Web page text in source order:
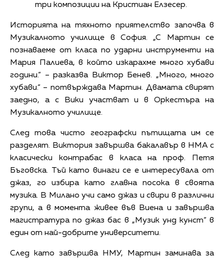
три композиции на Кристиан Елзесер.
Историята на тяхното приятелство започва в
Музикалното училище в София. „С Мартин се
познаваеме от класа по ударни инструменти на
Мария Палиева, в който изкарахме много хубави
години.“ – разказва Виктор Бенев. „Много, много
хубави.“ – потвърждава Мартин. Двамата свирят
заедно, а с Вики участват и в Оркестъра на
Музикалното училище.
След това чисто географски пътищата им се
разделят. Виктория завършва бакалавър в НМА с
класически контрабас в класа на проф. Петя
Бъговска. Тъй като винаги се е интересувала от
джаз, го избира като главна посока в своята
музика. В Милано учи само джаз и свири в различни
групи, а в момента живее във Виена и завършва
магистратура по джаз бас в „Музик унд кунст“ в
един от най-добрите университети.
След като завършва НМУ, Мартин заминава за